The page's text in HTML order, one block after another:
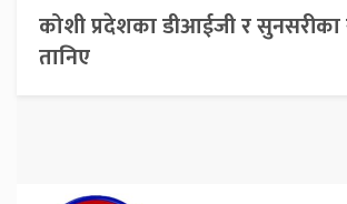
कोशी प्रदेशका डीआईजी र
तानिए